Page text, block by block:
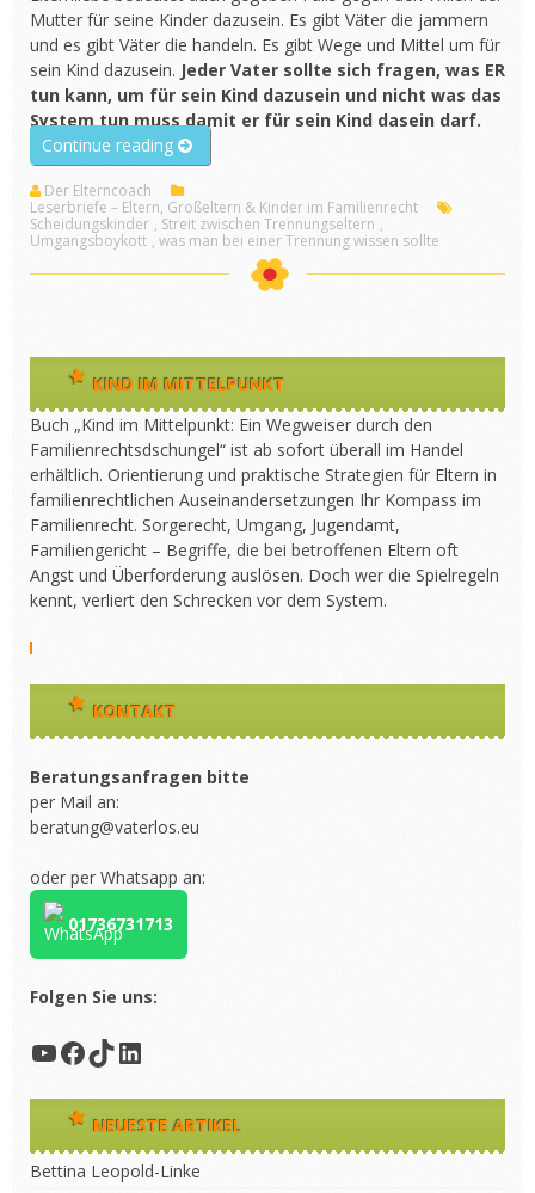
Mutter für seine Kinder dazusein. Es gibt Väter die jammern
und es gibt Väter die handeln. Es gibt Wege und Mittel um für
sein Kind dazusein. Jeder Vater sollte sich fragen, was ER
tun kann, um für sein Kind dazusein und nicht was das
System tun muss damit er für sein Kind dasein darf.
Continue reading „Heimlich
mit
Vater
getroffen“
Der Elterncoach
Leserbriefe – Eltern, Großeltern & Kinder im Familienrecht
Scheidungskinder , Streit zwischen Trennungseltern ,
Umgangsboykott , was man bei einer Trennung wissen sollte
KIND IM MITTELPUNKT
Buch „Kind im Mittelpunkt: Ein Wegweiser durch den
Familienrechtsdschungel“ ist ab sofort überall im Handel
erhältlich. Orientierung und praktische Strategien für Eltern in
familienrechtlichen Auseinandersetzungen Ihr Kompass im
Familienrecht. Sorgerecht, Umgang, Jugendamt,
Familiengericht – Begriffe, die bei betroffenen Eltern oft
Angst und Überforderung auslösen. Doch wer die Spielregeln
kennt, verliert den Schrecken vor dem System.
KONTAKT
Beratungsanfragen bitte
per Mail an:
beratung@vaterlos.eu
oder per Whatsapp an:
01736731713
Folgen Sie uns:
YouTube
Facebook
TikTok
LinkedIn
NEUESTE ARTIKEL
Bettina Leopold-Linke